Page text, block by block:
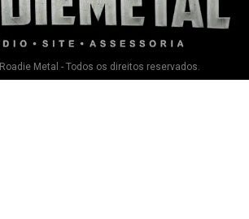
Metal - Todos os direitos reservados.